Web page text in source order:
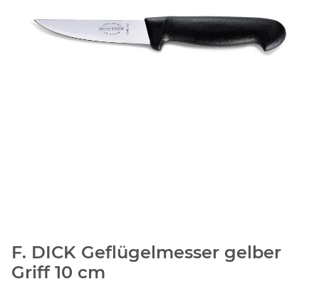
F. DICK Geflügelmesser gelber
Griff 10 cm